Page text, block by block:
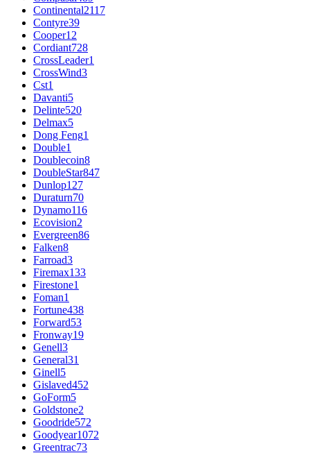
Continental2117
Contyre39
Cooper12
Cordiant728
CrossLeader1
CrossWind3
Cst1
Davanti5
Delinte520
Delmax5
Dong Feng1
Double1
Doublecoin8
DoubleStar847
Dunlop127
Duraturn70
Dynamo116
Ecovision2
Evergreen86
Falken8
Farroad3
Firemax133
Firestone1
Foman1
Fortune438
Forward53
Fronway19
Genell3
General31
Ginell5
Gislaved452
GoForm5
Goldstone2
Goodride572
Goodyear1072
Greentrac73